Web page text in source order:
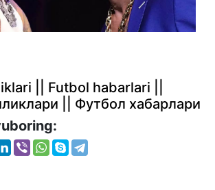
|| Futbol habarlari ||
|| Футбол хабарлари